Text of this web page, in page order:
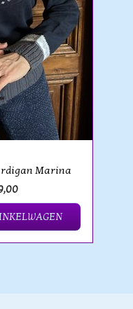
Marina